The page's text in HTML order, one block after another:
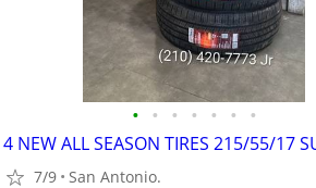
• • • • • • •
7/9 San Antonio.